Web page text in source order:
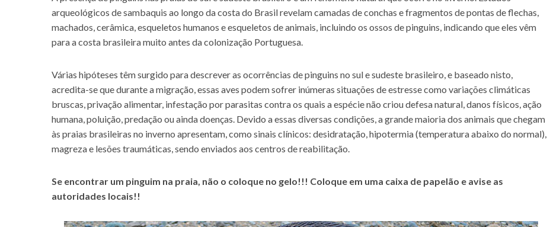
arqueológicos de sambaquis ao longo da costa do Brasil revelam camadas de conchas e fragmentos de pontas de flechas,
machados, cerâmica, esqueletos humanos e esqueletos de animais, incluindo os ossos de pinguins, indicando que eles vêm
para a costa brasileira muito antes da colonização Portuguesa.
Várias hipóteses têm surgido para descrever as ocorrências de pinguins no sul e sudeste brasileiro, e baseado nisto,
acredita-se que durante a migração, essas aves podem sofrer inúmeras situações de estresse como variações climáticas
bruscas, privação alimentar, infestação por parasitas contra os quais a espécie não criou defesa natural, danos físicos, ação
humana, poluição, predação ou ainda doenças. Devido a essas diversas condições, a grande maioria dos animais que chegam
às praias brasileiras no inverno apresentam, como sinais clínicos: desidratação, hipotermia (temperatura abaixo do normal),
magreza e lesões traumáticas, sendo enviados aos centros de reabilitação.
Se encontrar um pinguim na praia, não o coloque no gelo!!! Coloque em uma caixa de papelão e avise as
autoridades locais!!